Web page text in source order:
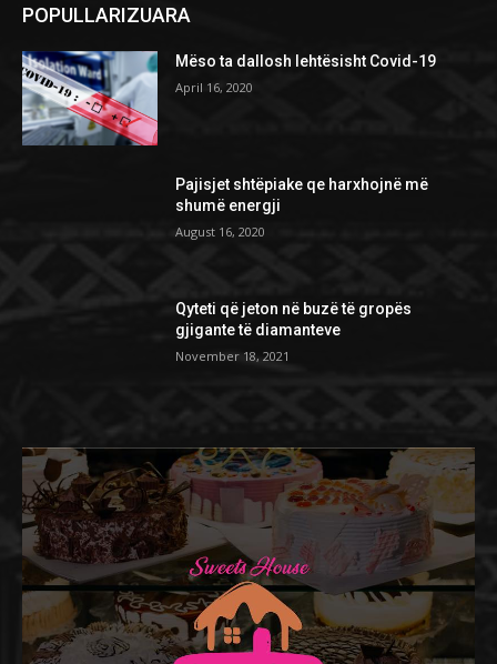
POPULLARIZUARA
Mëso ta dallosh lehtësisht Covid-19
April 16, 2020
Pajisjet shtëpiake qe harxhojnë më
shumë energji
August 16, 2020
Qyteti që jeton në buzë të gropës
gjigante të diamanteve
November 18, 2021